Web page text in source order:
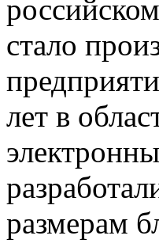
стало
лет в
размерам